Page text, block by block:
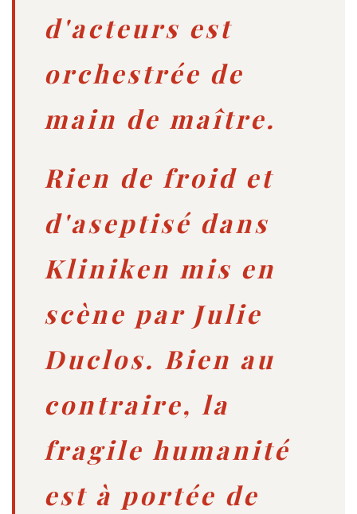
d'acteurs est
orchestrée de
main de maître.
Rien de froid et
d'aseptisé dans
Kliniken mis en
scène par Julie
Duclos. Bien au
contraire, la
fragile humanité
est à portée de